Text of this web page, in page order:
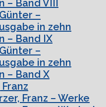
– Band VIII
–
in zehn
– Band IX
–
in zehn
– Band X
Franz – Werke